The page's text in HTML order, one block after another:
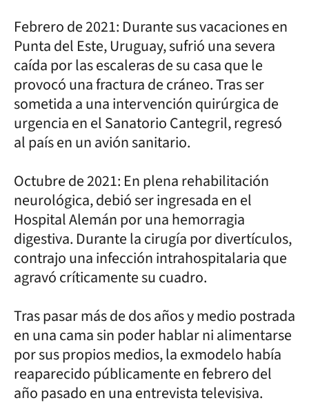
Febrero de 2021: Durante sus vacaciones en
Punta del Este, Uruguay, sufrió una severa
caída por las escaleras de su casa que le
provocó una fractura de cráneo. Tras ser
sometida a una intervención quirúrgica de
urgencia en el Sanatorio Cantegril, regresó
al país en un avión sanitario.
Octubre de 2021: En plena rehabilitación
neurológica, debió ser ingresada en el
Hospital Alemán por una hemorragia
digestiva. Durante la cirugía por divertículos,
contrajo una infección intrahospitalaria que
agravó críticamente su cuadro.
Tras pasar más de dos años y medio postrada
en una cama sin poder hablar ni alimentarse
por sus propios medios, la exmodelo había
reaparecido públicamente en febrero del
año pasado en una entrevista televisiva.